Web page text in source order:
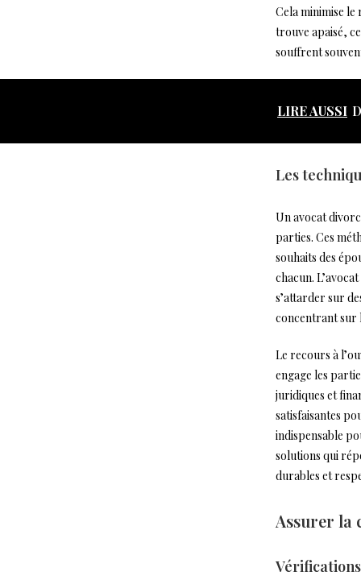
Cela minimise le
trouve apaisé,
souffrent
LIRE AUSSI
Les
Un avocat
parties. Ces
souhaits des
chacun.
s’attarder sur
concentrant sur
Le recours à
engage les
juridiques et
satisfaisantes
indispensable
solutions qui
durables et
Assurer la